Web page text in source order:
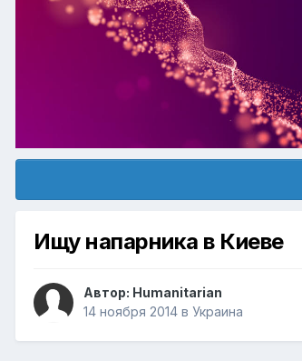
Ищу напарника в Киеве
Автор: Humanitarian
14 ноября 2014 в Украина